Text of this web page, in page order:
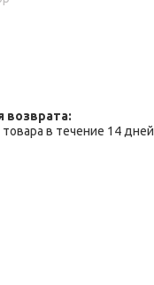
товара в течение 14 дней